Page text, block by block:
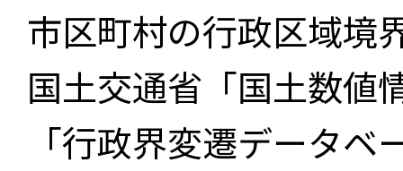
市区町村の行政区域境
国土交通省「国土数値
「行政界変遷データ